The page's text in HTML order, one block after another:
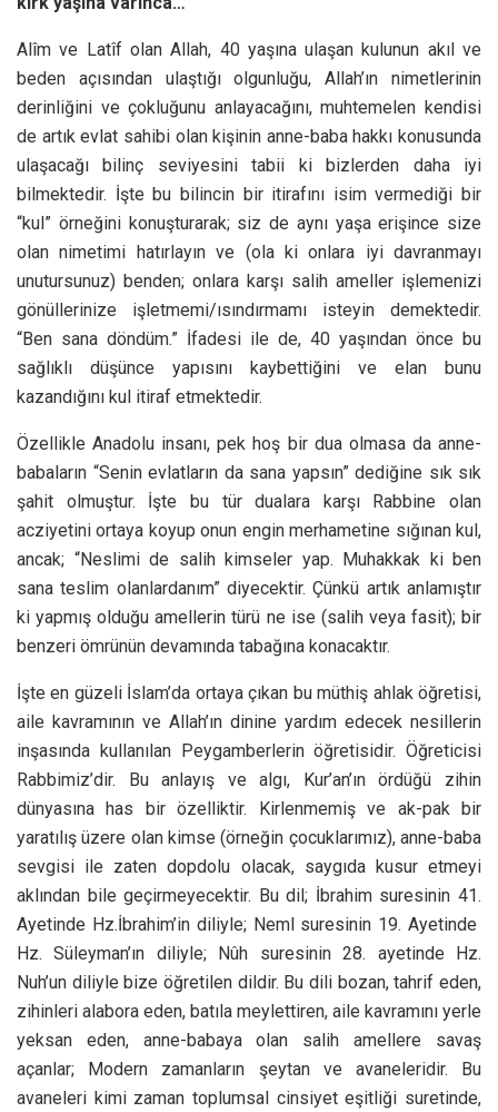
Alîm ve Latîf olan Allah, 40 yaşına ulaşan kulunun akıl ve
beden açısından ulaştığı olgunluğu, Allah’ın nimetlerinin
derinliğini ve çokluğunu anlayacağını, muhtemelen kendisi
de artık evlat sahibi olan kişinin anne-baba hakkı konusunda
ulaşacağı bilinç seviyesini tabii ki bizlerden daha iyi
bilmektedir. İşte bu bilincin bir itirafını isim vermediği bir
“kul” örneğini konuşturarak; siz de aynı yaşa erişince size
olan nimetimi hatırlayın ve (ola ki onlara iyi davranmayı
unutursunuz) benden; onlara karşı salih ameller işlemenizi
gönüllerinize işletmemi/ısındırmamı isteyin demektedir.
“Ben sana döndüm.” İfadesi ile de, 40 yaşından önce bu
sağlıklı düşünce yapısını kaybettiğini ve elan bunu
kazandığını kul itiraf etmektedir.
Özellikle Anadolu insanı, pek hoş bir dua olmasa da anne-
babaların “Senin evlatların da sana yapsın” dediğine sık sık
şahit olmuştur. İşte bu tür dualara karşı Rabbine olan
acziyetini ortaya koyup onun engin merhametine sığınan kul,
ancak; “Neslimi de salih kimseler yap. Muhakkak ki ben
sana teslim olanlardanım” diyecektir. Çünkü artık anlamıştır
ki yapmış olduğu amellerin türü ne ise (salih veya fasit); bir
benzeri ömrünün devamında tabağına konacaktır.
İşte en güzeli İslam’da ortaya çıkan bu müthiş ahlak öğretisi,
aile kavramının ve Allah’ın dinine yardım edecek nesillerin
inşasında kullanılan Peygamberlerin öğretisidir. Öğreticisi
Rabbimiz’dir. Bu anlayış ve algı, Kur’an’ın ördüğü zihin
dünyasına has bir özelliktir. Kirlenmemiş ve ak-pak bir
yaratılış üzere olan kimse (örneğin çocuklarımız), anne-baba
sevgisi ile zaten dopdolu olacak, saygıda kusur etmeyi
aklından bile geçirmeyecektir. Bu dil; İbrahim suresinin 41.
Ayetinde Hz.İbrahim’in diliyle; Neml suresinin 19. Ayetinde
Hz. Süleyman’ın diliyle; Nûh suresinin 28. ayetinde Hz.
Nuh’un diliyle bize öğretilen dildir. Bu dili bozan, tahrif eden,
zihinleri alabora eden, batıla meylettiren, aile kavramını yerle
yeksan eden, anne-babaya olan salih amellere savaş
açanlar; Modern zamanların şeytan ve avaneleridir. Bu
avaneleri kimi zaman toplumsal cinsiyet eşitliği suretinde,